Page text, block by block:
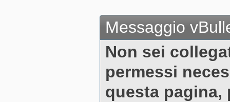
Messaggio
Non sei
permessi
questa pagina,